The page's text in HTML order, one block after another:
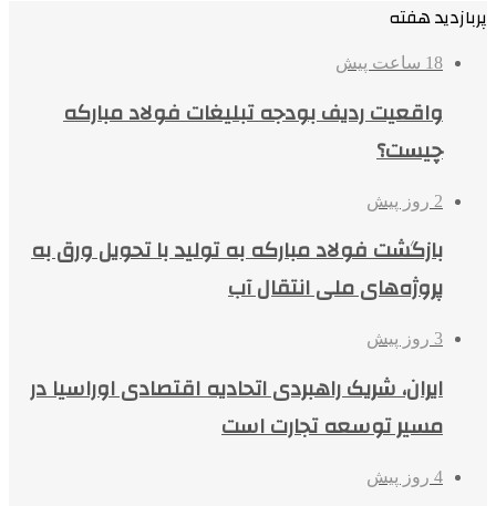
پربازدید هفته
18 ساعت پیش
واقعیت ردیف بودجه تبلیغات فولاد مبارکه
چیست؟
2 روز پیش
بازگشت فولاد مبارکه به تولید با تحویل ورق به
پروژه‌های ملی انتقال آب
3 روز پیش
ایران، شریک راهبردی اتحادیه اقتصادی اوراسیا در
مسیر توسعه تجارت است
4 روز پیش